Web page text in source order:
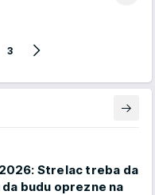
3
Strelac treba da
budu oprezne na